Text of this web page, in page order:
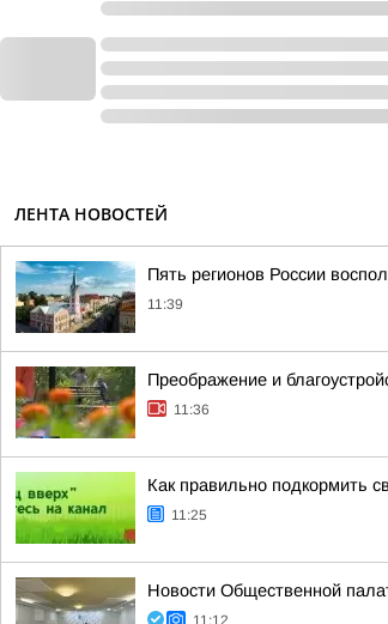
ЛЕНТА НОВОСТЕЙ
Пять регионов России
11:39
Преображение и
11:36
Как правильно подкормить
11:25
Новости Общественной
11:12